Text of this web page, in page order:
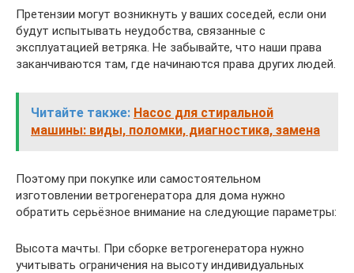
Претензии могут возникнуть у ваших соседей, если они
будут испытывать неудобства, связанные с
эксплуатацией ветряка. Не забывайте, что наши права
заканчиваются там, где начинаются права других людей.
Читайте также: Насос для стиральной
машины: виды, поломки, диагностика, замена
Поэтому при покупке или самостоятельном
изготовлении ветрогенератора для дома нужно
обратить серьёзное внимание на следующие параметры:
Высота мачты. При сборке ветрогенератора нужно
учитывать ограничения на высоту индивидуальных